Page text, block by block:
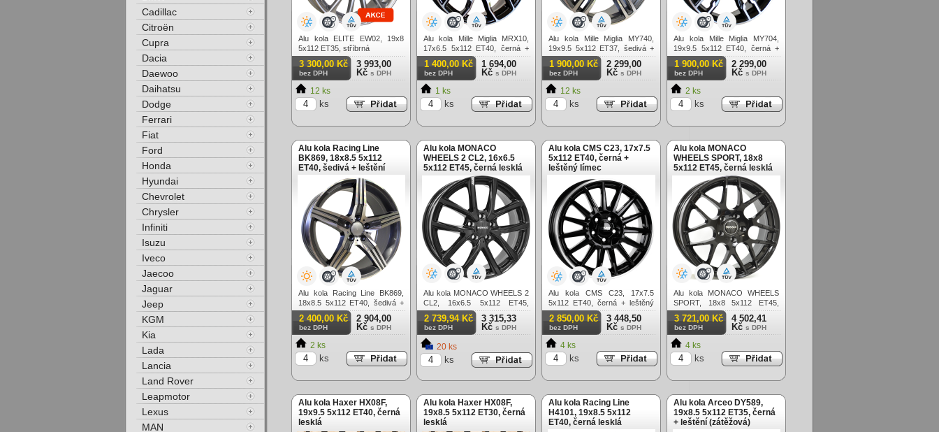
Alu kola ELITE EW02, 19x8
5x112 ET35, stříbrná
3 300,00 Kč
bez DPH
3 993,00
Kč s DPH
12 ks
ks
Alu kola Mille Miglia MRX10,
17x6.5 5x112 ET40, černá +
leštění
1 400,00 Kč
bez DPH
1 694,00
Kč s DPH
1 ks
ks
Alu kola Mille Miglia MY740,
19x9.5 5x112 ET37, šedivá +
leštění
1 900,00 Kč
bez DPH
2 299,00
Kč s DPH
12 ks
ks
Alu kola Mille Miglia MY704,
19x9.5 5x112 ET40, černá +
leštění
1 900,00 Kč
bez DPH
2 299,00
Kč s DPH
2 ks
ks
Alu kola Racing Line
BK869, 18x8.5 5x112
ET40, šedivá + leštění
Alu kola Racing Line BK869,
18x8.5 5x112 ET40, šedivá +
leštění
2 400,00 Kč
bez DPH
2 904,00
Kč s DPH
2 ks
ks
Alu kola MONACO
WHEELS 2 CL2, 16x6.5
5x112 ET45, černá lesklá
Alu kola MONACO WHEELS 2
CL2, 16x6.5 5x112 ET45,
černá lesklá
2 739,94 Kč
bez DPH
3 315,33
Kč s DPH
20 ks
ks
Alu kola CMS C23, 17x7.5
5x112 ET40, černá +
leštěný límec
Alu kola CMS C23, 17x7.5
5x112 ET40, černá + leštěný
límec
2 850,00 Kč
bez DPH
3 448,50
Kč s DPH
4 ks
ks
Alu kola MONACO
WHEELS SPORT, 18x8
5x112 ET45, černá lesklá
Alu kola MONACO WHEELS
SPORT, 18x8 5x112 ET45,
černá lesklá
3 721,00 Kč
bez DPH
4 502,41
Kč s DPH
4 ks
ks
Alu kola Haxer HX08F,
19x9.5 5x112 ET40, černá
lesklá
Alu kola Haxer HX08F,
19x8.5 5x112 ET30, černá
lesklá
Alu kola Racing Line
H4101, 19x8.5 5x112
ET40, černá lesklá
Alu kola Arceo DY589,
19x8.5 5x112 ET35, černá
+ leštění (zátěžová)
Cadillac
Citroën
Cupra
Dacia
Daewoo
Daihatsu
Dodge
Ferrari
Fiat
Ford
Honda
Hyundai
Chevrolet
Chrysler
Infiniti
Isuzu
Iveco
Jaecoo
Jaguar
Jeep
KGM
Kia
Lada
Lancia
Land Rover
Leapmotor
Lexus
MAN